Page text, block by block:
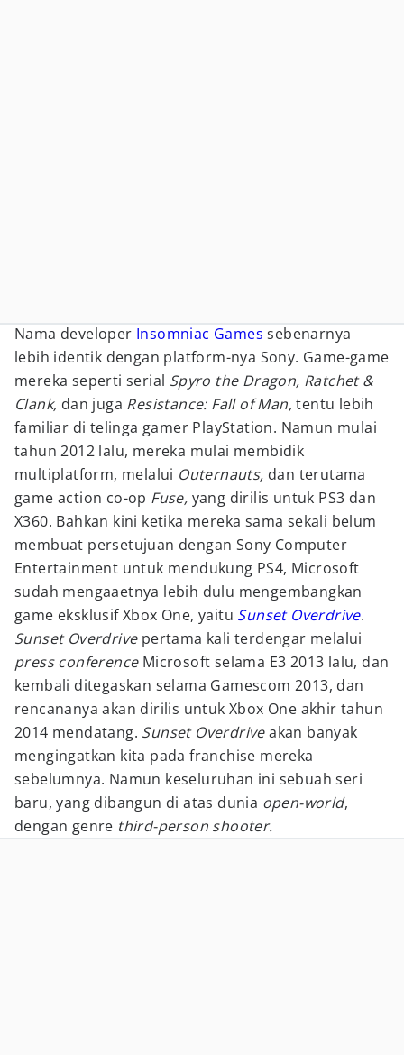
Nama developer Insomniac Games sebenarnya
lebih identik dengan platform-nya Sony. Game-game
mereka seperti serial Spyro the Dragon, Ratchet &
Clank, dan juga Resistance: Fall of Man,tentu lebih
familiar di telinga gamer PlayStation. Namun mulai
tahun 2012 lalu, mereka mulai membidik
multiplatform, melalui Outernauts, dan terutama
game action co-op Fuse, yang dirilis untuk PS3 dan
X360. Bahkan kini ketika mereka sama sekali belum
membuat persetujuan dengan Sony Computer
Entertainment untuk mendukung PS4, Microsoft
sudah mengaaetnya lebih dulu mengembangkan
game eksklusif Xbox One, yaitu Sunset Overdrive.
Sunset Overdrivepertama kali terdengar melalui
press conferenceMicrosoft selama E3 2013 lalu, dan
kembali ditegaskan selama Gamescom 2013, dan
rencananya akan dirilis untuk Xbox One akhir tahun
2014 mendatang. Sunset Overdriveakan banyak
mengingatkan kita pada franchise mereka
sebelumnya. Namun keseluruhan ini sebuah seri
baru, yang dibangun di atas dunia open-world,
dengan genre third-person shooter.